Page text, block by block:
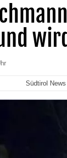
Südtirol